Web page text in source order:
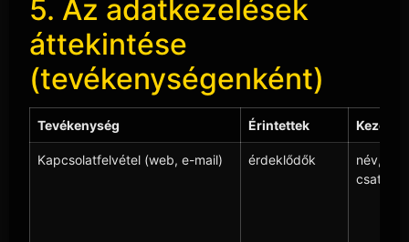
5. Az adatkezelések
áttekintése
(tevékenységenként)
Tevékenység Érintettek Kezelt
Kapcsolatfelvétel (web, e-mail) érdeklődők
név, e-